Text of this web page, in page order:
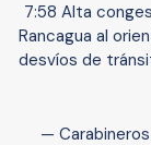
7:58 Alta
Rancagua al
desvíos de
—